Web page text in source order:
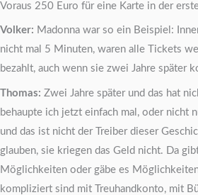
Voraus 250 Euro für eine Karte in der
Volker: Madonna war so ein Beispiel:
nicht mal 5 Minuten, waren alle Tickets
bezahlt, auch wenn sie zwei Jahre später
Thomas: Zwei Jahre später und das hat
behaupte ich jetzt einfach mal, oder nicht
und das ist nicht der Treiber dieser
glauben, sie kriegen das Geld nicht. Da
Möglichkeiten oder gäbe es
kompliziert sind mit Treuhandkonto, mit